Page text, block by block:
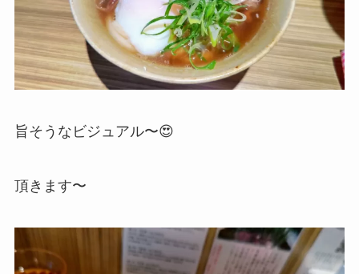
旨そうなビジュアル〜😍
頂きます〜